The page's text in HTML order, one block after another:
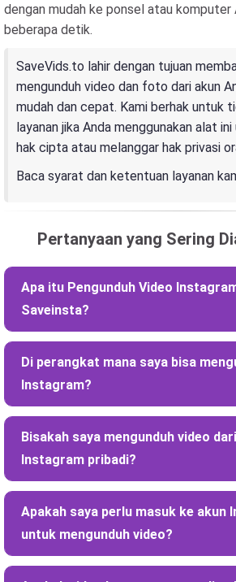
dengan mudah ke ponsel atau komputer
beberapa detik.
SaveVids.to lahir dengan tujuan
mengunduh video dan foto dari akun
mudah dan cepat. Kami berhak untuk
layanan jika Anda menggunakan alat
hak cipta atau melanggar hak privasi
Baca syarat dan ketentuan layanan
Pertanyaan yang Sering
Apa itu Pengunduh Video
Saveinsta?
Di perangkat mana saya bisa
Instagram?
Bisakah saya mengunduh video
Instagram pribadi?
Apakah saya perlu masuk ke akun
untuk mengunduh video?